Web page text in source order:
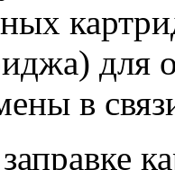
для
в